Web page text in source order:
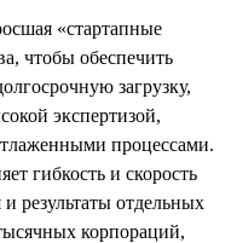
«стартапные
чтобы обеспечить
загрузку,
экспертизой,
процессами.
гибкость и скорость
результаты отдельных
корпораций,